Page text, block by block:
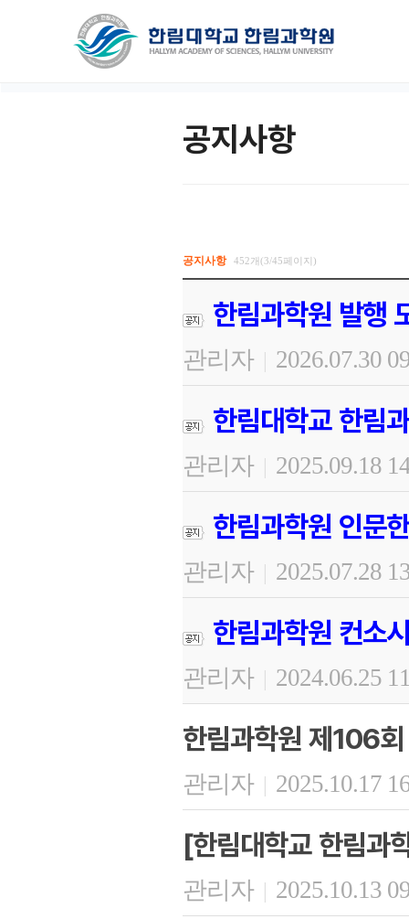
공지사항
공지사항 452개(3/45페이지)
한림과학원 발행
관리자 | 2026.07.30
한림대학교 한림
관리자 | 2025.09.18
한림과학원 인문
관리자 | 2025.07.28
한림과학원 컨소
관리자 | 2024.06.25
한림과학원 제106
관리자 | 2025.10.17
[한림대학교 한림과
관리자 | 2025.10.13